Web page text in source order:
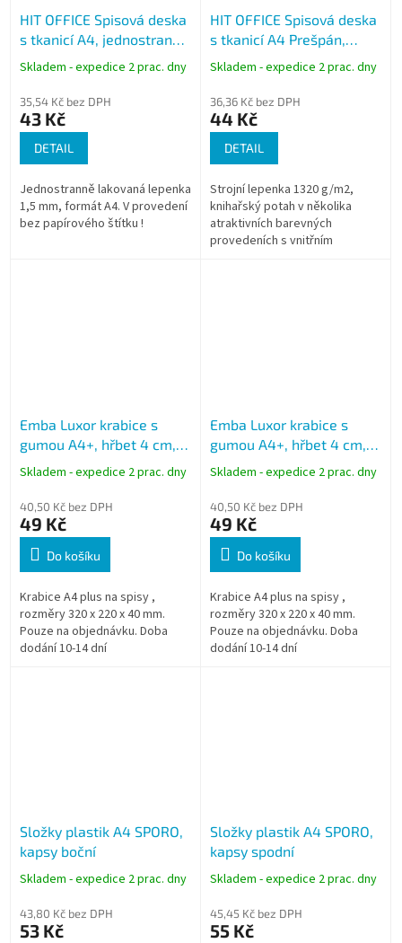
HIT OFFICE Spisová deska
s tkanicí A4, jednostranně
lakovaná
Skladem - expedice 2 prac. dny
35,54 Kč bez DPH
43 Kč
DETAIL
Jednostranně lakovaná lepenka
1,5 mm, formát A4. V provedení
bez papírového štítku !
HIT OFFICE Spisová deska
s tkanicí A4 Prešpán,
lepenka 1320 g
Skladem - expedice 2 prac. dny
36,36 Kč bez DPH
44 Kč
DETAIL
Strojní lepenka 1320 g/m2,
knihařský potah v několika
atraktivních barevných
provedeních s vnitřním
Emba Luxor krabice s
gumou A4+, hřbet 4 cm,
černá
Skladem - expedice 2 prac. dny
40,50 Kč bez DPH
49 Kč
Do košíku
Krabice A4 plus na spisy ,
rozměry 320 x 220 x 40 mm.
Pouze na objednávku. Doba
dodání 10-14 dní
Emba Luxor krabice s
gumou A4+, hřbet 4 cm,
natural hnědá
Skladem - expedice 2 prac. dny
40,50 Kč bez DPH
49 Kč
Do košíku
Krabice A4 plus na spisy ,
rozměry 320 x 220 x 40 mm.
Pouze na objednávku. Doba
dodání 10-14 dní
Složky plastik A4 SPORO,
kapsy boční
Skladem - expedice 2 prac. dny
43,80 Kč bez DPH
53 Kč
Složky plastik A4 SPORO,
kapsy spodní
Skladem - expedice 2 prac. dny
45,45 Kč bez DPH
55 Kč